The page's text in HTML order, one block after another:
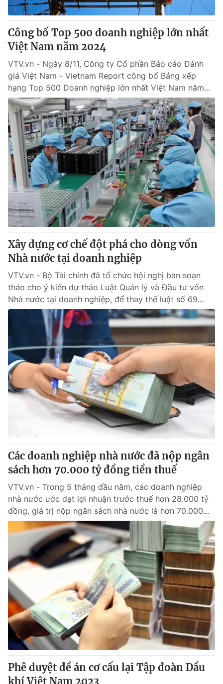
Cơ quan báo chí:Thời báo VTV
Giấy phép hoạt động báo in và báo điện tử số 483/GP-BTTTT
cấp ngày 29/12/2023
Tổng Biên tập:Vũ Thanh Thủy
Phó Tổng Biên tập:Nguyễn Thị Mỹ Hạnh, Phạm Quốc Thắng,
Nguyễn Trọng Ninh
Tổng đài VTV:024.38 355 931 - 024.38 355 932
Ðiện thoại Thời báo VTV:024.66 897 897
Email:toasoan@vtv.vn
Liên hệ quảng cáo:024-7300.7108
® Cấm sao chép dưới mọi hình thức nếu không có sự chấp
thuận bằng văn bản. Ghi rõ nguồn VTV.vn khi phát hành lại
thông tin từ website này.
Công bố Top 500 doanh nghiệp lớn nhất
Việt Nam năm 2024
VTV.vn - Ngày 8/11, Công ty Cổ phần Báo cáo Đánh
giá Việt Nam - Vietnam Report công bố Bảng xếp
hạng Top 500 Doanh nghiệp lớn nhất Việt Nam năm...
Xây dựng cơ chế đột phá cho dòng vốn
Nhà nước tại doanh nghiệp
VTV.vn - Bộ Tài chính đã tổ chức hội nghị ban soạn
thảo cho ý kiến dự thảo Luật Quản lý và Đầu tư vốn
Nhà nước tại doanh nghiệp, để thay thế luật số 69...
Các doanh nghiệp nhà nước đã nộp ngân
sách hơn 70.000 tỷ đồng tiền thuế
VTV.vn - Trong 5 tháng đầu năm, các doanh nghiệp
nhà nước ước đạt lợi nhuận trước thuế hơn 28.000 tỷ
đồng, giá trị nộp ngân sách nhà nước là hơn 70.000...
Phê duyệt đề án cơ cấu lại Tập đoàn Dầu
khí Việt Nam 2023